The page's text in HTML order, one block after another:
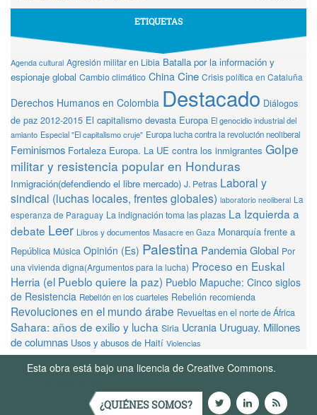
ETIQUETAS
Agenda cultural Agresión militar en Libia Batalla por la información y
espionaje global Cambio climático China Cine Crisis política en Cataluña
Derechos Humanos en Colombia Destacado Diálogos
de paz 2012-2015 El capitalismo devasta Europa El genocidio industrial del
amianto Especial "El capitalismo cruje" Europa lucha contra la revolución neoliberal
Feminismos Fortaleza Europa. La UE contra los inmigrantes Golpe
militar y resistencia popular en Honduras
Inmigración(defendiendo el libre mercado) J. Petras Laboral y
sindical (luchas locales, frentes globales) laboratorio neoliberal La
esperanza de Paraguay La indignación toma las plazas La Izquierda a
debate Leer Libros y documentos Masacre en Gaza Monarquía frente a
República Música Opinión (Es) Palestina Pandemia Global Por
una vivienda digna(Argumentos para la lucha) Proceso en Euskal
Herria (el Pueblo quiere la paz) Pueblo Mapuche: Cinco siglos
de Resistencia Rebelión en los cuarteles Rebelión recomienda
Revoluciones en el mundo árabe Revueltas en el norte de África
Sahara: años de exilio y lucha Siria Ucrania Uruguay. Millones
de columnas Usos y abusos de Haití Violencias
Esta obra está bajo una licencia de Creative Commons.
¿QUIÉNES SOMOS?